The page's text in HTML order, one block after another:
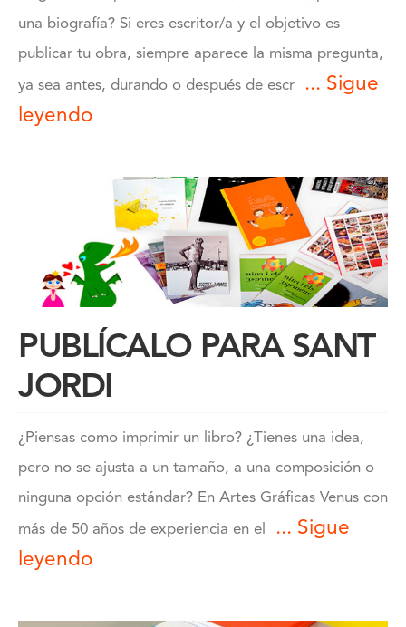
una biografía? Si eres escritor/a y el objetivo es
publicar tu obra, siempre aparece la misma pregunta,
ya sea antes, durando o después de escr ... Sigue
leyendo
PUBLÍCALO PARA SANT
JORDI
¿Piensas como imprimir un libro? ¿Tienes una idea,
pero no se ajusta a un tamaño, a una composición o
ninguna opción estándar? En Artes Gráficas Venus con
más de 50 años de experiencia en el
... Sigue
leyendo